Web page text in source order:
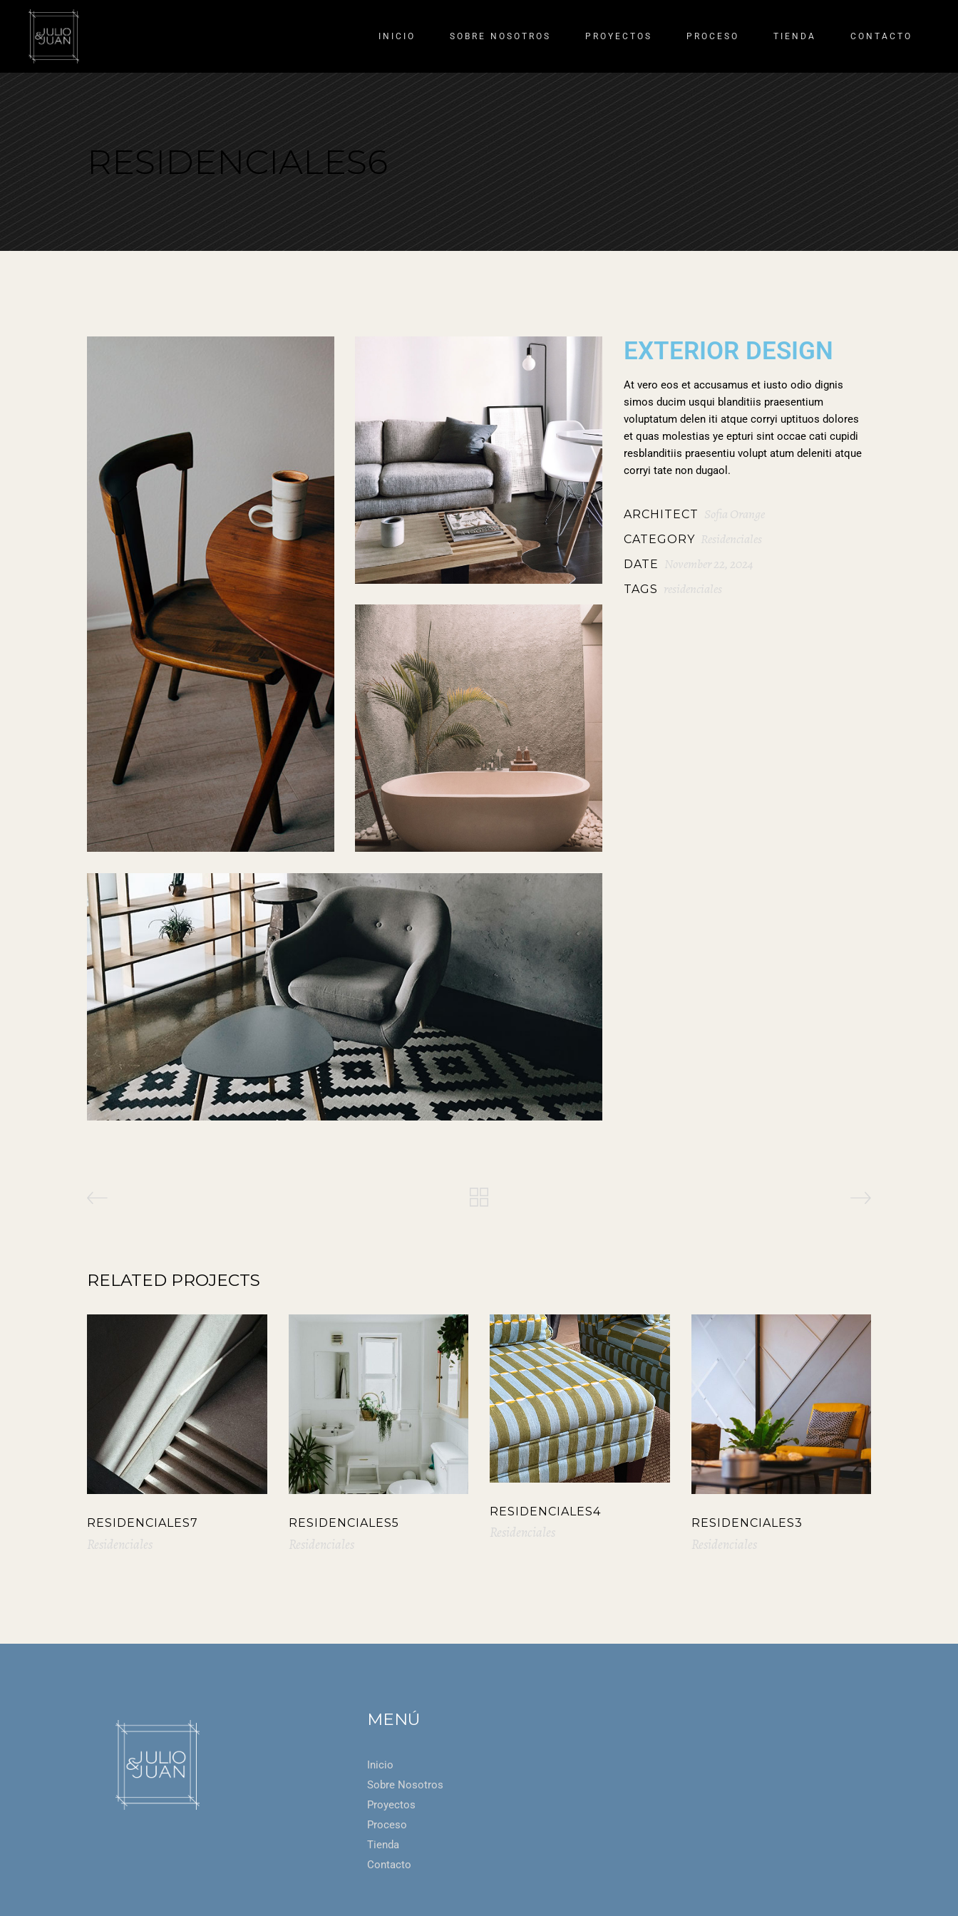
INICIO SOBRE NOSOTROS PROYECTOS PROCESO TIENDA CONTACTO
RESIDENCIALES6
EXTERIOR DESIGN
At vero eos et accusamus et iusto odio dignis
simos ducim usqui blanditiis praesentium
voluptatum delen iti atque corryi uptituos dolores
et quas molestias ye epturi sint occae cati cupidi
resblanditiis praesentiu volupt atum deleniti atque
corryi tate non dugaol.
ARCHITECT Sofia Orange
CATEGORY Residenciales
DATE November 22, 2024
TAGS residenciales
RELATED PROJECTS
RESIDENCIALES7
Residenciales
RESIDENCIALES5
Residenciales
RESIDENCIALES4
Residenciales
RESIDENCIALES3
Residenciales
MENÚ
Inicio
Sobre Nosotros
Proyectos
Proceso
Tienda
Contacto